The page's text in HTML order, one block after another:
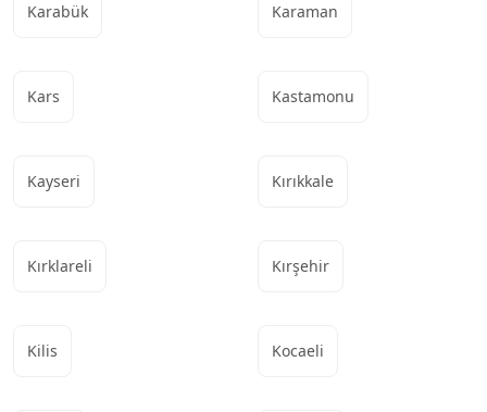
Karabük Karaman
Kars Kastamonu
Kayseri Kırıkkale
Kırklareli Kırşehir
Kilis Kocaeli